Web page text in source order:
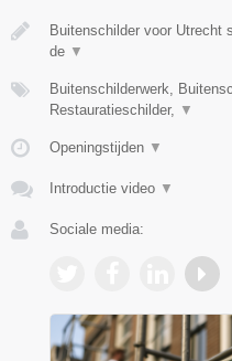
Buitenschilder voor Utrecht
de ▼
Buitenschilderwerk,
Restauratieschilder,
▼
Openingstijden ▼
Introductie video ▼
Sociale media: